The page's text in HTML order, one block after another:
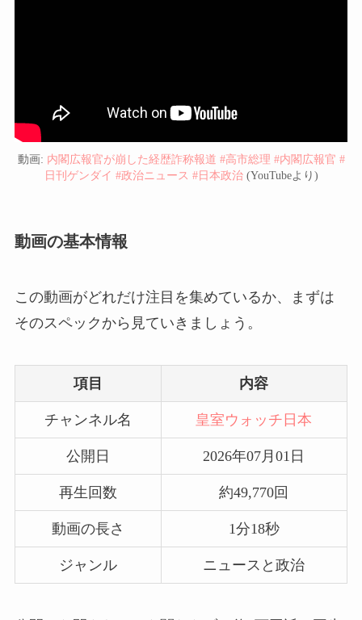
動画: 内閣広報官が崩した経歴詐称報道 #高市総理 #内閣広報官 #
日刊ゲンダイ #政治ニュース #日本政治(YouTubeより)
動画の基本情報
この動画がどれだけ注目を集めているか、まずは
そのスペックから見ていきましょう。
項目 内容
チャンネル名 皇室ウォッチ日本
公開日 2026年07月01日
再生回数 約49,770回
動画の長さ 1分18秒
ジャンル ニュースと政治